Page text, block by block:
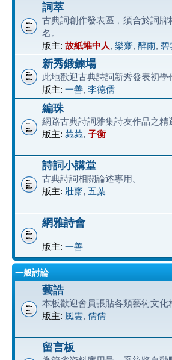
詞萃
古典詞創作發表區﹐須合於詞
名。
版主: 故紙堆中人, 樂齋, 醉雨, 碧
新秀鍛鍊場
此地歡迎古典詩詞新秀發表初學
版主: 一善, 李德儒
編珠
網路古典詩詞雅集詩友作品之精
版主: 菀菀, 子衡
詩詞小講堂
古典詩詞相關論述專用。
版主: 壯齋, 五葉
網雅詩會
版主: 一善
一般討論
藝誥
本板歡迎會員張貼各類藝術文化
版主: 風雲, 儒儒
留言板